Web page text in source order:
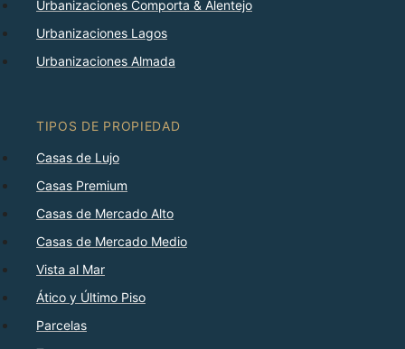
Urbanizaciones Comporta & Alentejo
Urbanizaciones Lagos
Urbanizaciones Almada
TIPOS DE PROPIEDAD
Casas de Lujo
Casas Premium
Casas de Mercado Alto
Casas de Mercado Medio
Vista al Mar
Ático y Último Piso
Parcelas